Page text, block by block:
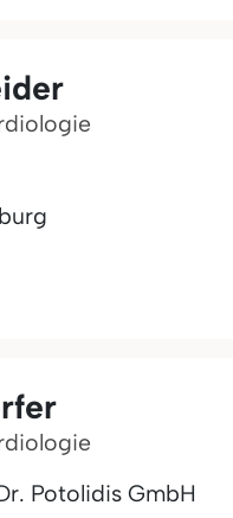
Potolidis GmbH